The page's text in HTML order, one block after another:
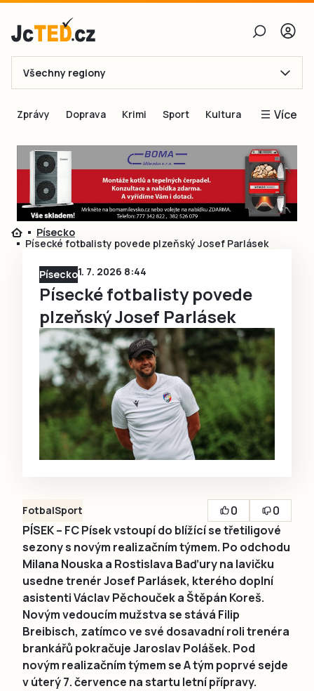
E-mail
Obnovit heslo
Přihlásit se
Ještě nemám účet, chci se
Všechny regiony
Zprávy Doprava Krimi Sport Kultura Více
Blogy
Inspirace
Čtenáři píší
Speciální přílohy
Písecko
Písecké fotbalisty povede plzeňský Josef Parlásek
Písecko1. 7. 2026 8:44
Písecké fotbalisty povede
plzeňský Josef Parlásek
FotbalSport 0
0
PÍSEK – FC Písek vstoupí do blížící se třetiligové
sezony s novým realizačním týmem. Po odchodu
Milana Nouska a Rostislava Baďury na lavičku
usedne trenér Josef Parlásek, kterého doplní
asistenti Václav Pěchouček a Štěpán Koreš.
Novým vedoucím mužstva se stává Filip
Breibisch, zatímco ve své dosavadní roli trenéra
brankářů pokračuje Jaroslav Polášek. Pod
novým realizačním týmem se A tým poprvé sejde
v úterý 7. července na startu letní přípravy.